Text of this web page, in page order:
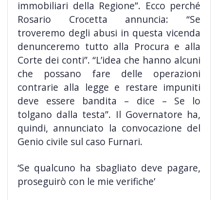
immobiliari della Regione”. Ecco perché
Rosario Crocetta annuncia: “Se
troveremo degli abusi in questa vicenda
denunceremo tutto alla Procura e alla
Corte dei conti”. “L’idea che hanno alcuni
che possano fare delle operazioni
contrarie alla legge e restare impuniti
deve essere bandita – dice – Se lo
tolgano dalla testa”. Il Governatore ha,
quindi, annunciato la convocazione del
Genio civile sul caso Furnari.
‘Se qualcuno ha sbagliato deve pagare,
proseguirò con le mie verifiche’